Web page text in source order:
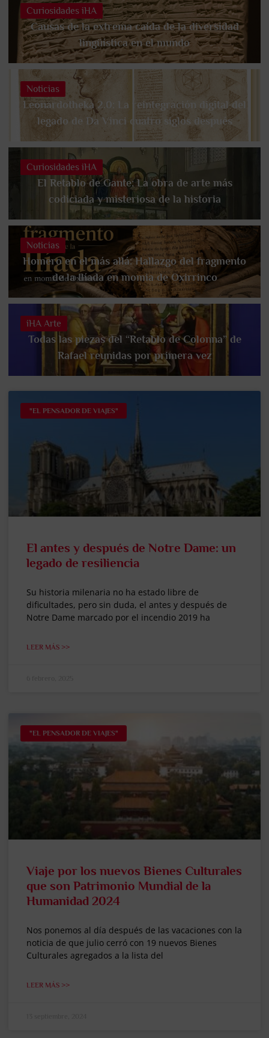
Curiosidades iHA
Causas de la extrema caída de la diversidad
lingüística en el mundo
Noticias
Leonardotheka 2.0: La reintegración digital del
legado de Da Vinci cuatro siglos después
Curiosidades iHA
El Retablo de Gante: La obra de arte más
codiciada y misteriosa de la historia
Noticias
Homero en el más allá: Hallazgo del fragmento
de la Ilíada en momia de Oxirrinco
iHA Arte
Todas las piezas del “Retablo de Colonna” de
Rafael reunidas por primera vez
"EL PENSADOR DE VIAJES"
El antes y después de Notre Dame: un
legado de resiliencia
Su historia milenaria no ha estado libre de
dificultades, pero sin duda, el antes y después de
Notre Dame marcado por el incendio 2019 ha
LEER MÁS >>
"EL PENSADOR DE VIAJES"
Viaje por los nuevos Bienes Culturales
que son Patrimonio Mundial de la
Humanidad 2024
Nos ponemos al día después de las vacaciones con la
noticia de que julio cerró con 19 nuevos Bienes
Culturales agregados a la lista del
LEER MÁS >>